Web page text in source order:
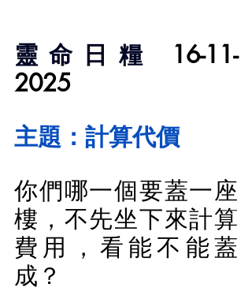
靈命日糧 16-11-
2025
主題：計算代價
你們哪一個要蓋一座
樓，不先坐下來計算
費用，看能不能蓋
成？